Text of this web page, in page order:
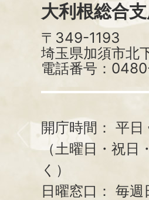
大利根総合
〒349-1193
埼玉県加須市北
電話番号：
開庁時間： 平日
（土曜日・祝日
く）
日曜窓口： 毎週